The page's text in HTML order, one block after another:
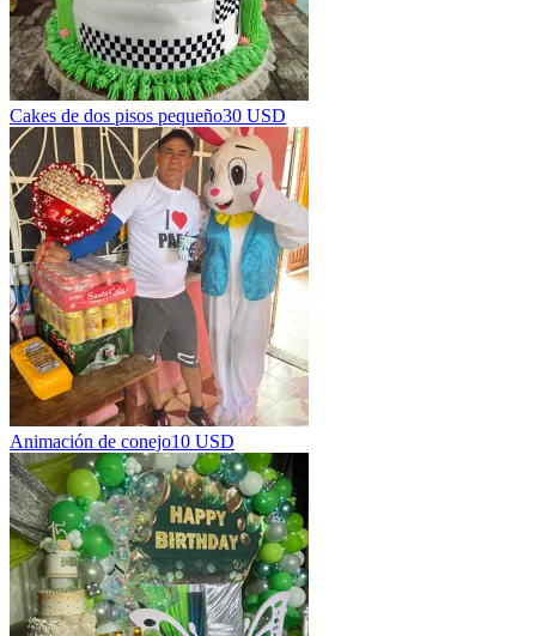
Cakes de dos pisos pequeño30 USD
Animación de conejo10 USD